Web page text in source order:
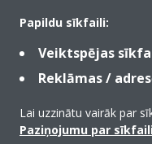
Produkti
Juridiskais
Papildu sīkfaili:
Veiktspējas
Reklāmas /
Lai uzzinātu vairāk par
Paziņojumu par